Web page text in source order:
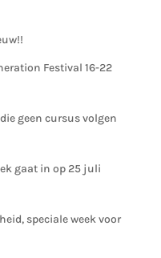
Festival 16-22
geen cursus volgen
gaat in op 25 juli
speciale week voor